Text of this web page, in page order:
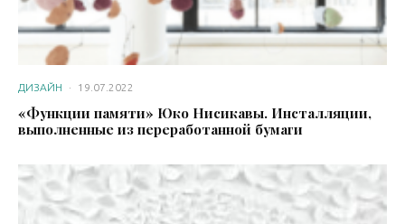
ДИЗАЙН · 19.07.2022
«Функции памяти» Юко Нисикавы. Инсталляции,
выполненные из переработанной бумаги